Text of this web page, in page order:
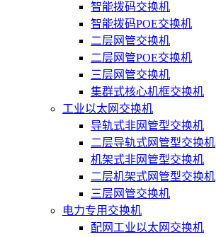
智能拨码交换机
智能拨码POE交换机
二层网管交换机
二层网管POE交换机
三层网管交换机
集群式核心机框交换机
工业以太网交换机
导轨式非网管型交换机
二层导轨式网管型交换机
机架式非网管型交换机
二层机架式网管型交换机
三层网管交换机
电力专用交换机
配网工业以太网交换机